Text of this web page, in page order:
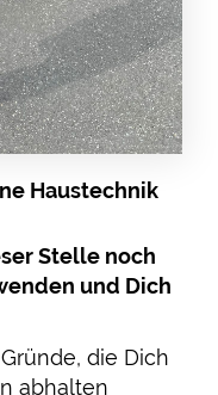
Haustechnik
Stelle noch
und Dich
die Dich
abhalten